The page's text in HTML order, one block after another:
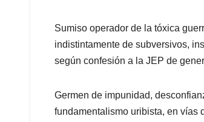
Sumiso operador de la tóxica
indistintamente de subversivos,
según confesión a la JEP de
Germen de impunidad,
fundamentalismo uribista, en vías